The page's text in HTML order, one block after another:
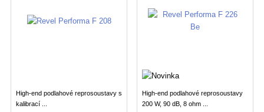
High-end podlahové reprosoustavy s
kalibrací ...
High-end podlahové reprosoustavy
200 W, 90 dB, 8 ohm ...